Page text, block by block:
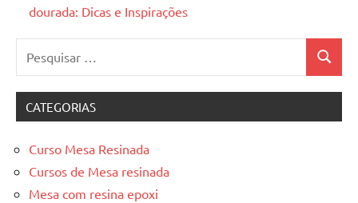
dourada: Dicas e Inspirações
CATEGORIAS
Curso Mesa Resinada
Cursos de Mesa resinada
Mesa com resina epoxi